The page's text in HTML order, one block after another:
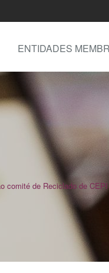
ENTIDADES
comité de Reciclado de